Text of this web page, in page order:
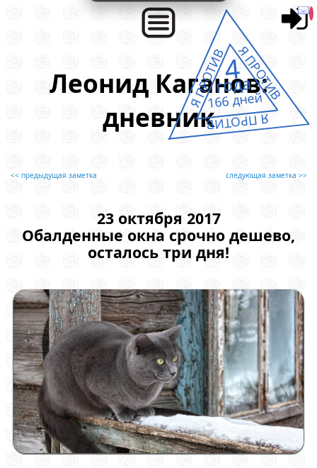
Леонид Каганов:
дневник
<< предыдущая заметка следующая заметка >>
23 октября 2017
Обалденные окна срочно дешево,
осталось три дня!
Я ПРОТИВЯ ПРОТИВ
Я ПРОТИВ
4
года
166 дней